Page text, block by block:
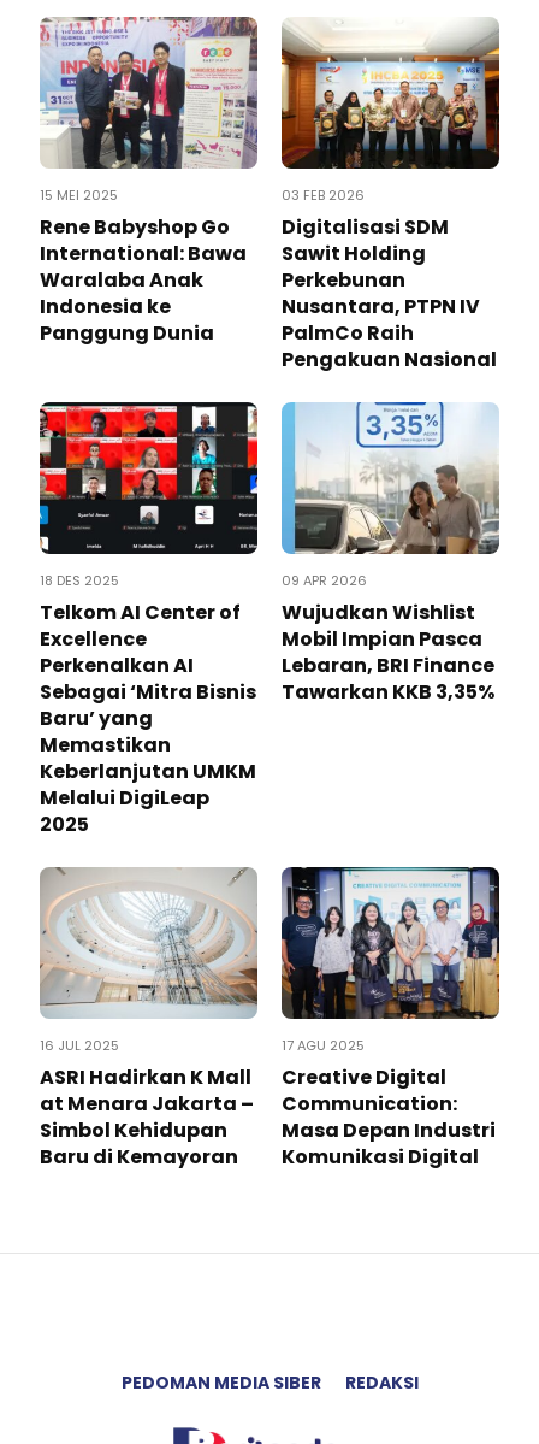
15 MEI 2025
Rene Babyshop Go
International: Bawa
Waralaba Anak
Indonesia ke
Panggung Dunia
03 FEB 2026
Digitalisasi SDM
Sawit Holding
Perkebunan
Nusantara, PTPN IV
PalmCo Raih
Pengakuan Nasional
18 DES 2025
Telkom AI Center of
Excellence
Perkenalkan AI
Sebagai ‘Mitra Bisnis
Baru’ yang
Memastikan
Keberlanjutan UMKM
Melalui DigiLeap
2025
09 APR 2026
Wujudkan Wishlist
Mobil Impian Pasca
Lebaran, BRI Finance
Tawarkan KKB 3,35%
16 JUL 2025
ASRI Hadirkan K Mall
at Menara Jakarta –
Simbol Kehidupan
Baru di Kemayoran
17 AGU 2025
Creative Digital
Communication:
Masa Depan Industri
Komunikasi Digital
PEDOMAN MEDIA SIBER REDAKSI